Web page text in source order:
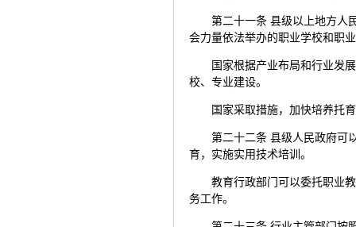
第二十一条 县级以上地方人
会力量依法举办的职业学校和职
国家根据产业布局和行业发
校、专业建设。
国家采取措施，加快培养托
第二十二条 县级人民政府可
育，实施实用技术培训。
教育行政部门可以委托职业
务工作。